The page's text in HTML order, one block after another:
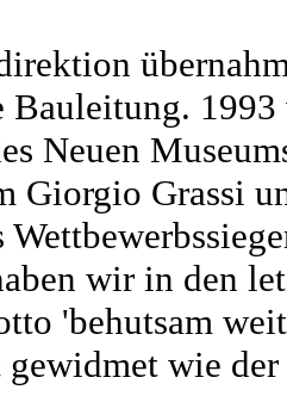
1993
Neuen
Giorgio Grassi
wir in den
'behutsam
wie